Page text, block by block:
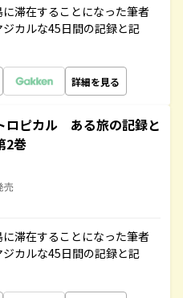
滞在することになった筆者
カルな45日間の記録と記
詳細を見る
ロピカル ある旅の記録と
2巻
売
滞在することになった筆者
カルな45日間の記録と記